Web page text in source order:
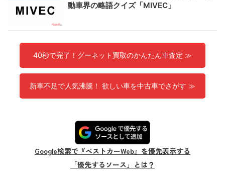
動車界の略語クイズ「MIVEC」
40秒で完了！グーネット買取のかんたん車査定 ≫
新車不足で人気沸騰！ 欲しい車を中古車でさがす ≫
Google検索で『ベストカーWeb』を優先表示する
「優先するソース」とは？